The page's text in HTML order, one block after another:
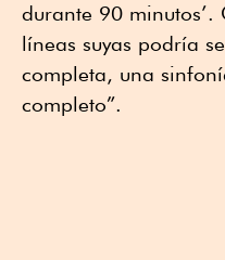
durante 90
líneas suyas podría
completa, una
completo”.